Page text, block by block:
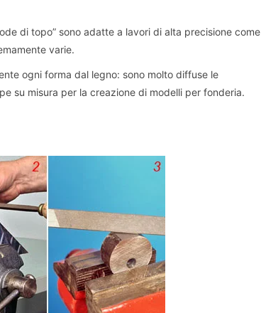
di topo” sono adatte a lavori di alta precisione come
varie.
ogni forma dal legno: sono molto diffuse le
su misura per la creazione di modelli per fonderia.